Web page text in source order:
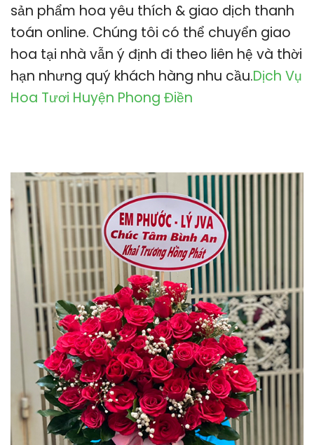
sản phẩm hoa yêu thích & giao dịch thanh
toán online. Chúng tôi có thể chuyển giao
hoa tại nhà vẫn ý định đi theo liên hệ và thời
hạn nhưng quý khách hàng nhu cầu.Dịch Vụ
Hoa Tươi Huyện Phong Điền